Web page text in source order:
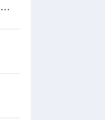
氩气流量检测板的主要作用及安装使用